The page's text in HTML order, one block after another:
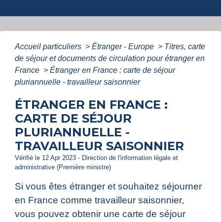
Accueil particuliers > Étranger - Europe > Titres, carte
de séjour et documents de circulation pour étranger en
France > Étranger en France : carte de séjour
pluriannuelle - travailleur saisonnier
ÉTRANGER EN FRANCE :
CARTE DE SÉJOUR
PLURIANNUELLE -
TRAVAILLEUR SAISONNIER
Vérifié le 12 Apr 2023 - Direction de l'information légale et
administrative (Première ministre)
Si vous êtes étranger et souhaitez séjourner
en France comme travailleur saisonnier,
vous pouvez obtenir une carte de séjour